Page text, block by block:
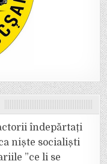
îndepărtați
niște socialiști
”ce li se